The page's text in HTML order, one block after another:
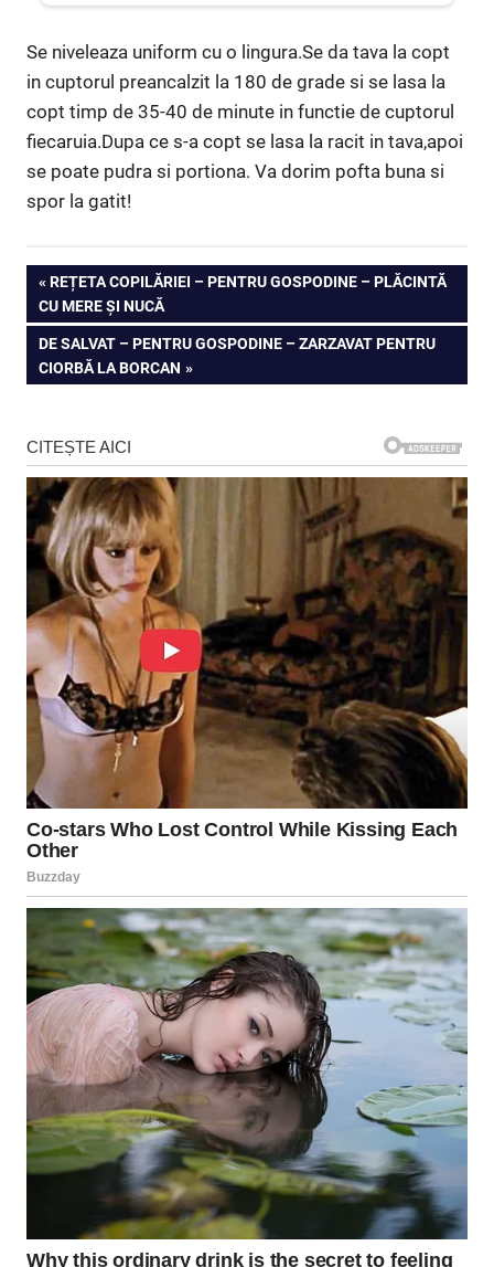
Se niveleaza uniform cu o lingura.Se da tava la copt
in cuptorul preancalzit la 180 de grade si se lasa la
copt timp de 35-40 de minute in functie de cuptorul
fiecaruia.Dupa ce s-a copt se lasa la racit in tava,apoi
se poate pudra si portiona. Va dorim pofta buna si
spor la gatit!
Navigare
în
articole
PREVIOUS
POST:
REȚETA COPILĂRIEI – PENTRU GOSPODINE – PLĂCINTĂ
CU MERE ȘI NUCĂ
NEXT
POST:
DE SALVAT – PENTRU GOSPODINE – ZARZAVAT PENTRU
CIORBĂ LA BORCAN